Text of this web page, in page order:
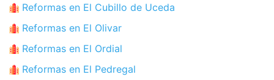
Reformas en El Cubillo de Uceda
Reformas en El Olivar
Reformas en El Ordial
Reformas en El Pedregal